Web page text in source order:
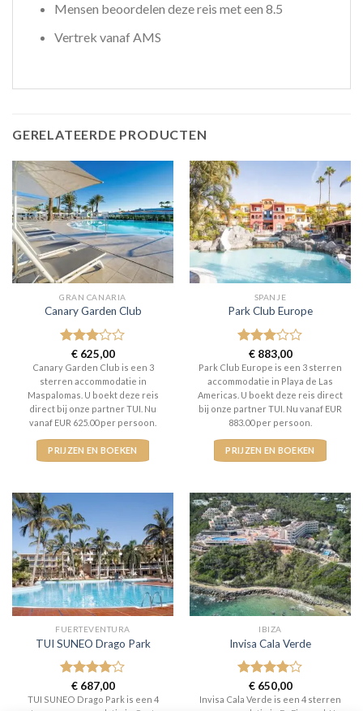
Mensen beoordelen deze reis met een 8.5
Vertrek vanaf AMS
GERELATEERDE PRODUCTEN
GRAN CANARIA
Canary Garden Club
Gewaardeerd
3uit 5
€625,00
Canary Garden Club is een 3
sterren accommodatie in
Maspalomas. U boekt deze reis
direct bij onze partner TUI. Nu
vanaf EUR 625.00 per persoon.
PRIJZEN EN BOEKEN
SPANJE
Park Club Europe
Gewaardeerd
3uit 5
€883,00
Park Club Europe is een 3 sterren
accommodatie in Playa de Las
Americas. U boekt deze reis direct
bij onze partner TUI. Nu vanaf EUR
883.00 per persoon.
PRIJZEN EN BOEKEN
FUERTEVENTURA
TUI SUNEO Drago Park
Gewaardeerd
4uit 5
€687,00
TUI SUNEO Drago Park is een 4
IBIZA
Invisa Cala Verde
Gewaardeerd
4uit 5
€650,00
Invisa Cala Verde is een 4 sterren